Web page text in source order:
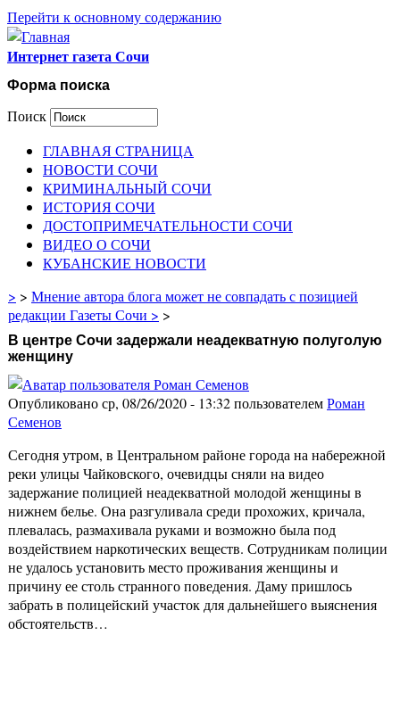
Перейти к основному содержанию
Интернет газета Сочи
Форма поиска
Поиск
ГЛАВНАЯ СТРАНИЦА
НОВОСТИ СОЧИ
КРИМИНАЛЬНЫЙ СОЧИ
ИСТОРИЯ СОЧИ
ДОСТОПРИМЕЧАТЕЛЬНОСТИ СОЧИ
ВИДЕО О СОЧИ
КУБАНСКИЕ НОВОСТИ
> > Мнение автора блога может не совпадать с позицией
редакции Газеты Сочи > >
В центре Сочи задержали неадекватную полуголую
женщину
Опубликовано ср, 08/26/2020 - 13:32 пользователемРоман
Семенов
Сегодня утром, в Центральном районе города на набережной
реки улицы Чайковского, очевидцы сняли на видео
задержание полицией неадекватной молодой женщины в
нижнем белье. Она разгуливала среди прохожих, кричала,
плевалась, размахивала руками и возможно была под
воздействием наркотических веществ. Сотрудникам полиции
не удалось установить место проживания женщины и
причину ее столь странного поведения. Даму пришлось
забрать в полицейский участок для дальнейшего выяснения
обстоятельств…